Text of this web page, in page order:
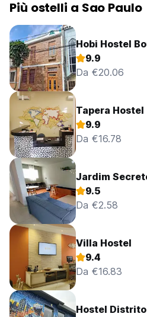
Più ostelli a Sao Paulo
Hobi Hostel
9.9
Da €20.06
Tapera Hostel
9.9
Da €16.78
Jardim
9.5
Da €2.58
Villa Hostel
9.4
Da €16.83
Hostel Distrito